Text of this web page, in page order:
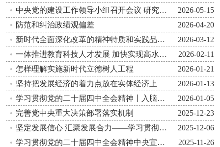
中央党的建设工作领导小组召开会议 研究部署树立和践行正确政绩观学习教育工作
2026-05-15
防范和纠治政绩观偏差
2026-04-20
新时代全面深化改革的精神特质和实践品格——深入学习《习近平谈治国理政》第五卷
2026-03-12
一体推进教育科技人才发展 加快实现高水平科技自立自强——深入学习《习近平谈治国理政》第五卷
2026-02-11
怎样理解实施新时代立德树人工程
2026-01-21
坚持把发展经济的着力点放在实体经济上
2026-01-13
学习贯彻党的二十届四中全会精神丨入脑入心，见行见效——吉林、江西、云南、新疆生产建设兵团组织开展多种形式宣讲活动
2026-01-05
完善党中央重大决策部署落实机制
2025-12-23
坚定发展信心 汇聚发展合力——学习贯彻党的二十届四中全会精神中央宣讲团宣讲活动综述
2025-12-06
学习贯彻党的二十届四中全会精神中央宣讲团在香港宣讲
2025-11-26